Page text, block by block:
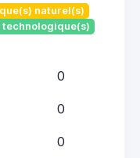
naturel(s)
technologique(s)
0
0
0